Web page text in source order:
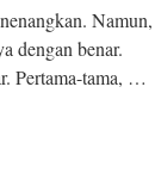
Namun,
dengan benar.
Pertama-tama, …